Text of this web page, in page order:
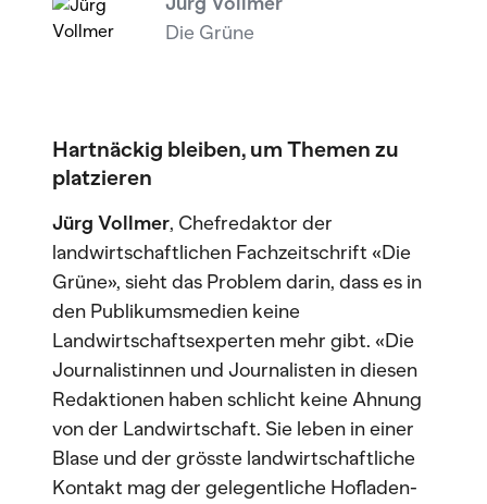
Die Grüne
Hartnäckig bleiben, um Themen zu
platzieren
Jürg Vollmer, Chefredaktor der
landwirtschaftlichen Fachzeitschrift «Die
Grüne», sieht das Problem darin, dass es in
den Publikumsmedien keine
Landwirtschaftsexperten mehr gibt. «Die
Journalistinnen und Journalisten in diesen
Redaktionen haben schlicht keine Ahnung
von der Landwirtschaft. Sie leben in einer
Blase und der grösste landwirtschaftliche
Kontakt mag der gelegentliche Hofladen-